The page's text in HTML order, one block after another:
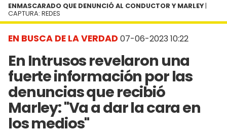
EN BUSCA DE LA VERDAD 07-06-2023 10:22
En Intrusos revelaron una
fuerte información por las
denuncias que recibió
Marley: "Va a dar la cara en
los medios"
ENMASCARADO QUE DENUNCIÓ AL CONDUCTOR Y MARLEY|
CAPTURA: REDES